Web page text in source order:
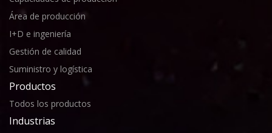
Área de producción
I+D e ingeniería
Gestión de calidad
Suministro y logística
Productos
Todos los productos
Industrias